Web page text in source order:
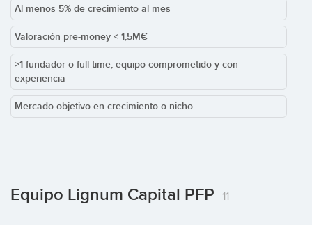
Al menos 5% de crecimiento al mes
Valoración pre-money < 1,5M€
>1 fundador o full time, equipo comprometido y con
experiencia
Mercado objetivo en crecimiento o nicho
Equipo Lignum Capital PFP 11